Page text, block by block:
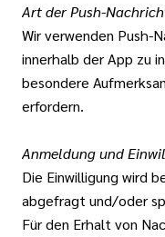
Art der Push-
Wir verwenden Push-
innerhalb der App zu
besondere
erfordern.
Anmeldung und
Die Einwilligung wird
abgefragt und/oder
Für den Erhalt von